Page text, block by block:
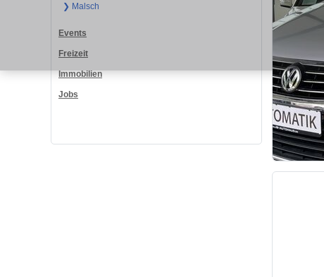
❯ Malsch
Events
Freizeit
Immobilien
Jobs